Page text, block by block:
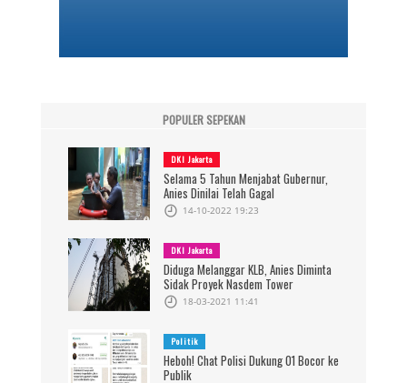
POPULER SEPEKAN
DKI Jakarta
Selama 5 Tahun Menjabat Gubernur,
Anies Dinilai Telah Gagal
14-10-2022 19:23
DKI Jakarta
Diduga Melanggar KLB, Anies Diminta
Sidak Proyek Nasdem Tower
18-03-2021 11:41
Politik
Heboh! Chat Polisi Dukung 01 Bocor ke
Publik